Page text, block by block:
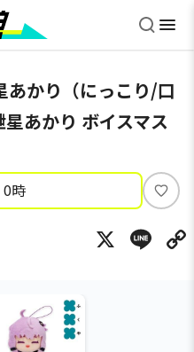
あかり（にっこり/口
あかり ボイスマス
時
い
ね
X